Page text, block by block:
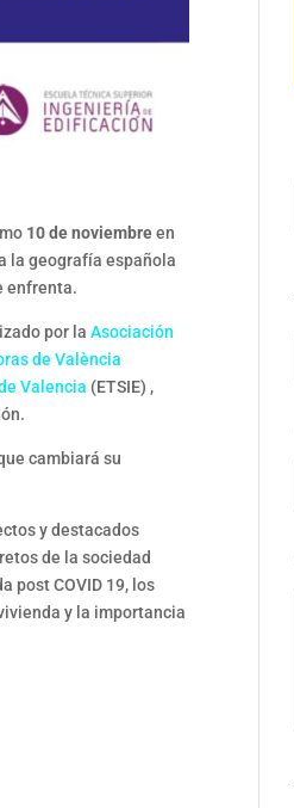
10 de noviembreen
la geografía española
enfrenta.
por laAsociación
de València
Valencia (ETSIE) ,
cambiará su
y destacados
de la sociedad
post COVID 19, los
y la importancia